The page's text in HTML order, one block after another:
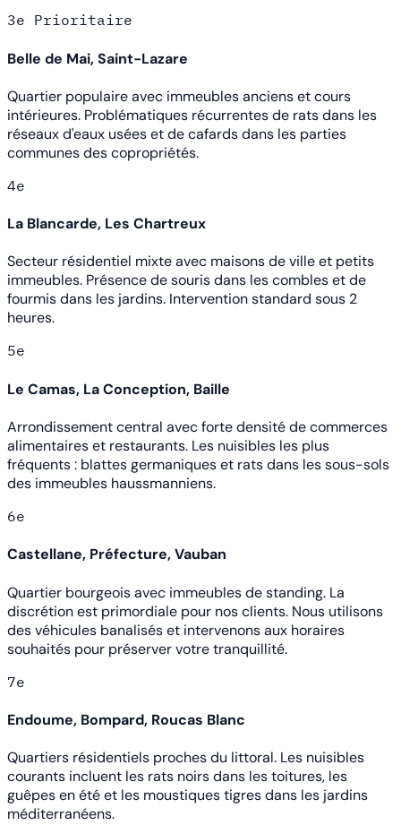
3e Prioritaire
Belle de Mai, Saint-Lazare
Quartier populaire avec immeubles anciens et cours
intérieures. Problématiques récurrentes de rats dans les
réseaux d'eaux usées et de cafards dans les parties
communes des copropriétés.
4e
La Blancarde, Les Chartreux
Secteur résidentiel mixte avec maisons de ville et petits
immeubles. Présence de souris dans les combles et de
fourmis dans les jardins. Intervention standard sous 2
heures.
5e
Le Camas, La Conception, Baille
Arrondissement central avec forte densité de commerces
alimentaires et restaurants. Les nuisibles les plus
fréquents : blattes germaniques et rats dans les sous-sols
des immeubles haussmanniens.
6e
Castellane, Préfecture, Vauban
Quartier bourgeois avec immeubles de standing. La
discrétion est primordiale pour nos clients. Nous utilisons
des véhicules banalisés et intervenons aux horaires
souhaités pour préserver votre tranquillité.
7e
Endoume, Bompard, Roucas Blanc
Quartiers résidentiels proches du littoral. Les nuisibles
courants incluent les rats noirs dans les toitures, les
guêpes en été et les moustiques tigres dans les jardins
méditerranéens.